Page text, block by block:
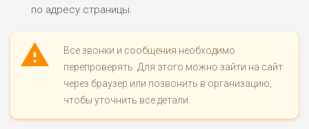
по адресу страницы.
Все звонки и сообщения необходимо
перепроверять. Для этого можно зайти на сайт
через браузер или позвонить в организацию,
чтобы уточнить все детали.